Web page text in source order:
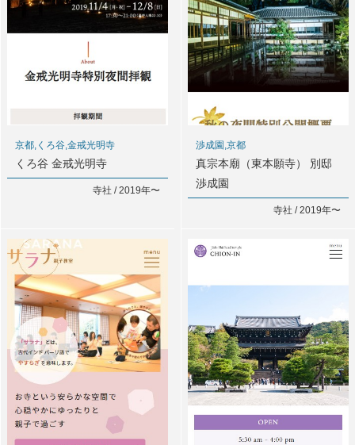
京都,くろ谷,金戒光明寺
くろ谷 金戒光明寺
寺社 / 2019年〜
渉成園,京都
真宗本廟（東本願寺） 別邸
渉成園
寺社 / 2019年〜